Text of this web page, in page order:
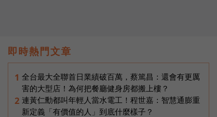
即時熱門文章
1 全台最大全聯首日業績破百萬，蔡篤昌：還會有更厲
害的大型店！為何把餐廳健身房都搬上樓？
2 連黃仁勳都叫年輕人當水電工！程世嘉：智慧通膨重
新定義「有價值的人」到底什麼樣子？